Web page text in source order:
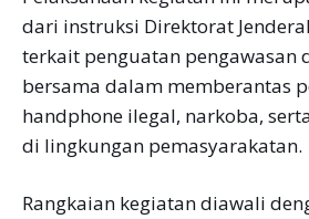
dari instruksi Direktorat
terkait penguatan pengawasan
bersama dalam memberantas
handphone ilegal, narkoba,
di lingkungan pemasyarakatan.
Rangkaian kegiatan diawali